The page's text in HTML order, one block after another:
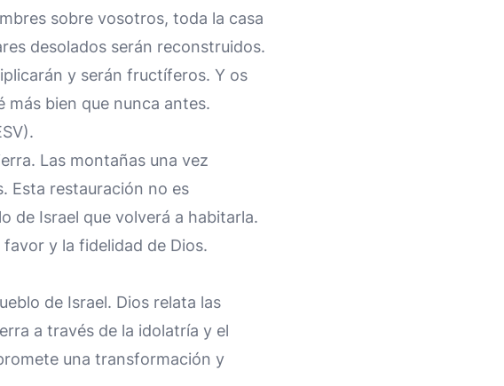
sobre vosotros, toda la casa
desolados serán reconstruidos.
y serán fructíferos. Y os
bien que nunca antes.
Las montañas una vez
Esta restauración no es
de Israel que volverá a habitarla.
y la fidelidad de Dios.
de Israel. Dios relata las
a través de la idolatría y el
una transformación y